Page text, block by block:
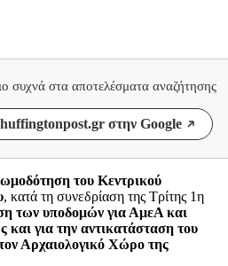
συχνά στα αποτελέσματα αναζήτησης
στην Google
του Κεντρικού
, κατά τη συνεδρίαση της Τρίτης 1η
των υποδομών για ΑμεΑ και
και για την αντικατάσταση του
Αρχαιολογικό Χώρο της